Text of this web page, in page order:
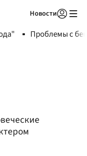
Новости
Проблемы с